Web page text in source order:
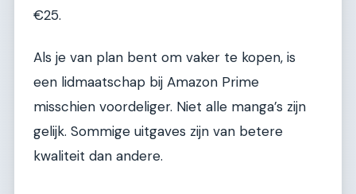
€25.
Als je van plan bent om vaker te kopen, is
een lidmaatschap bij Amazon Prime
misschien voordeliger. Niet alle manga’s zijn
gelijk. Sommige uitgaves zijn van betere
kwaliteit dan andere.